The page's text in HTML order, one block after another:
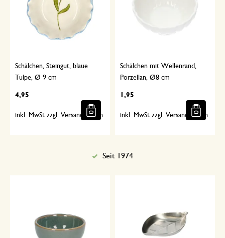
Schälchen, Steingut, blaue
Tulpe, Ø 9 cm
4,95
inkl. MwSt zzgl. Versandkosten
Schälchen mit Wellenrand,
Porzellan, Ø8 cm
1,95
inkl. MwSt zzgl. Versandkosten
Seit 1974